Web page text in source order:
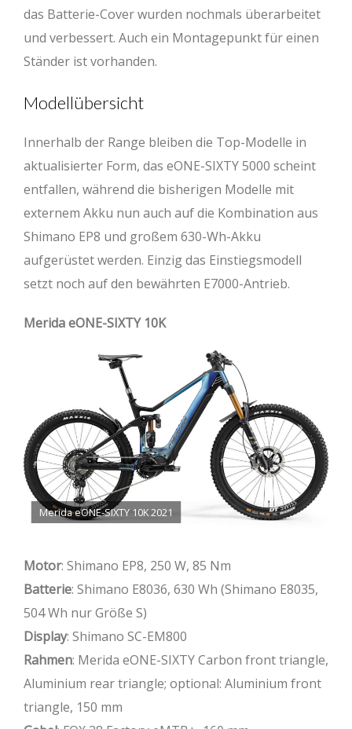
Sitzwinkel (°) 75,5 75,5 75,5 75,5 75,5
(mm)
Reach (mm) 400 420 440 460 480
Radstand (mm) 1166 1190 1212 1238,5 1264,5
Rahmengröße S XL
Rahmenhöhe (cm) 41 42 44 47 50
Sitzrohr (mm) 405
Oberrohr (mm) 605
Kettenstrebe
(mm)
439,5 439,5 439,5
Steuerwinkel (°) 65,5 65,5 65,5 65,5
Sitzwinkel (°) 75,5 75,5 75,5 75,5
BB drop 17,5 17,5 17,5 17,5
Stack (mm)
Radstand (mm) 1170
das Batterie-Cover wurden nochmals überarbeitet
und verbessert. Auch ein Montagepunkt für einen
Ständer ist vorhanden.
Modellübersicht
Innerhalb der Range bleiben die Top-Modelle in
aktualisierter Form, das eONE-SIXTY 5000 scheint
entfallen, während die bisherigen Modelle mit
externem Akku nun auch auf die Kombination aus
Shimano EP8 und großem 630-Wh-Akku
aufgerüstet werden. Einzig das Einstiegsmodell
setzt noch auf den bewährten E7000-Antrieb.
Merida eONE-SIXTY 10K
Merida eONE-SIXTY 10K 2021
Motor: Shimano EP8, 250 W, 85 Nm
Batterie: Shimano E8036, 630 Wh (Shimano E8035,
504 Wh nur Größe S)
Display: Shimano SC-EM800
Rahmen: Merida eONE-SIXTY Carbon front triangle,
Aluminium rear triangle; optional: Aluminium front
triangle, 150 mm